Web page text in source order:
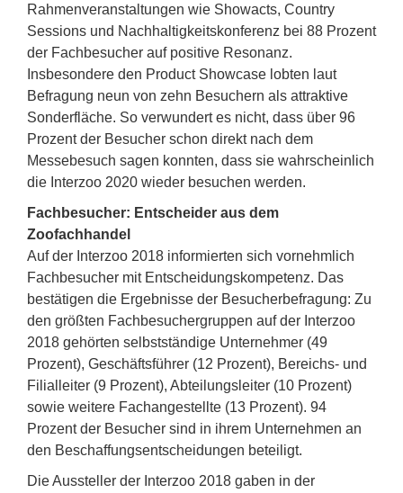
Rahmenveranstaltungen wie Showacts, Country
Sessions und Nachhaltigkeitskonferenz bei 88 Prozent
der Fachbesucher auf positive Resonanz.
Insbesondere den Product Showcase lobten laut
Befragung neun von zehn Besuchern als attraktive
Sonderfläche. So verwundert es nicht, dass über 96
Prozent der Besucher schon direkt nach dem
Messebesuch sagen konnten, dass sie wahrscheinlich
die Interzoo 2020 wieder besuchen werden.
Fachbesucher: Entscheider aus dem
Zoofachhandel
Auf der Interzoo 2018 informierten sich vornehmlich
Fachbesucher mit Entscheidungskompetenz. Das
bestätigen die Ergebnisse der Besucherbefragung: Zu
den größten Fachbesuchergruppen auf der Interzoo
2018 gehörten selbstständige Unternehmer (49
Prozent), Geschäftsführer (12 Prozent), Bereichs- und
Filialleiter (9 Prozent), Abteilungsleiter (10 Prozent)
sowie weitere Fachangestellte (13 Prozent). 94
Prozent der Besucher sind in ihrem Unternehmen an
den Beschaffungsentscheidungen beteiligt.
Die Aussteller der Interzoo 2018 gaben in der